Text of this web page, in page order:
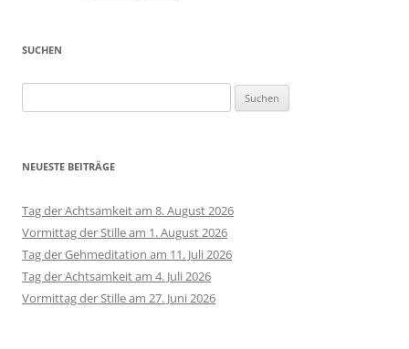
SUCHEN
nach:
NEUESTE BEITRÄGE
Tag der Achtsamkeit am 8. August 2026
Vormittag der Stille am 1. August 2026
Tag der Gehmeditation am 11. Juli 2026
Tag der Achtsamkeit am 4. Juli 2026
Vormittag der Stille am 27. Juni 2026